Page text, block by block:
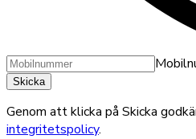
Skicka
Genom att klicka på Skicka
integritetspolicy.